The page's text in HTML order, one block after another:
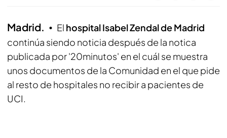
Madrid. El hospital Isabel Zendal de Madrid
continúa siendo noticia después de la notica
publicada por '20minutos' en el cuál se muestra
unos documentos de la Comunidad en el que pide
al resto de hospitales no recibir a pacientes de
UCI.